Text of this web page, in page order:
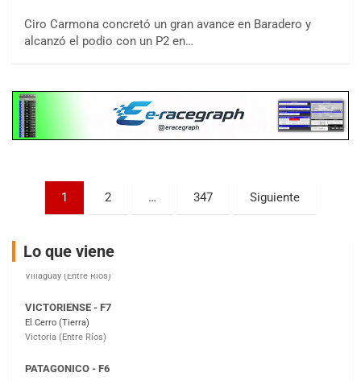
Ciro Carmona concretó un gran avance en Baradero y
alcanzó el podio con un P2 en…
Paginación
entradas
1 2 … 347 Siguiente
Lo que viene
08/09-AGO
IAME SERIES ARGENTINA 6
Ramiro Tot (Asfalto)
KDO - F6
Ciudad de Trenque Lauquen (Asfalto)
Trenque Lauquen (Buenos Aires)
Villaguay (Entre Ríos)
El Cerro (Tierra)
Victoria (Entre Ríos)
Moto Club Reginense (Tierra)
Gral. E. Godoy (Río Negro)
Juventud Unida (Tierra)